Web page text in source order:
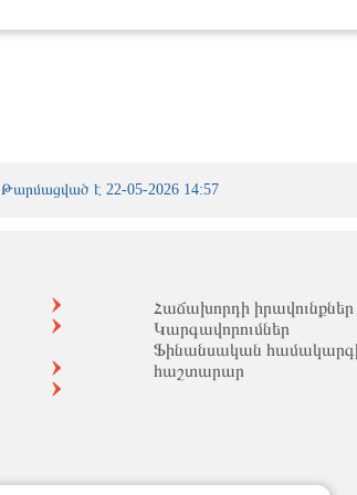
Թարմացված է 22-05-2026 14:57
Հաճախորդի իրավունքներ
Կարգավորումներ
Ֆինանսական
հաշտարար